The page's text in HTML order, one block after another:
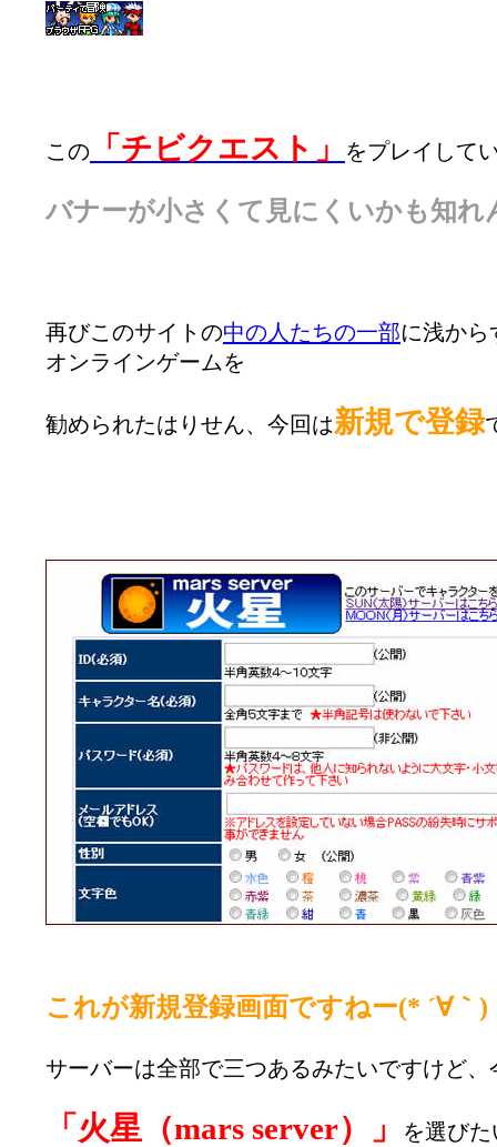
この 「チビクエスト」 をプレイして
バナーが小さくて見にくいかも知れ
再びこのサイトの中の人たちの一部に浅から
オンラインゲームを
勧められたはりせん、今回は新規で登録
これが新規登録画面ですねー(* ´∀｀)
サーバーは全部で三つあるみたいですけど、
「火星（mars server）」 を選び